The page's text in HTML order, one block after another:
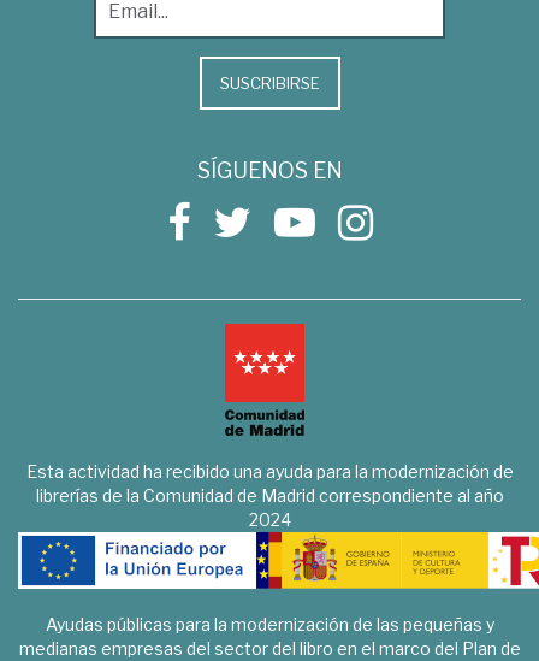
SUSCRIBIRSE
SÍGUENOS EN
Esta actividad ha recibido una ayuda para la modernización de
librerías de la Comunidad de Madrid correspondiente al año
2024
Ayudas públicas para la modernización de las pequeñas y
medianas empresas del sector del libro en el marco del Plan de